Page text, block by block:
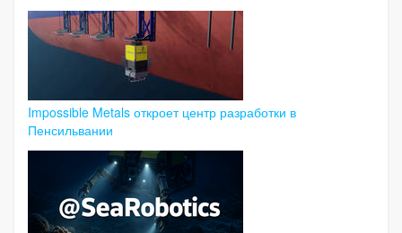
Impossible Metals откроет центр разработки в
Пенсильвании